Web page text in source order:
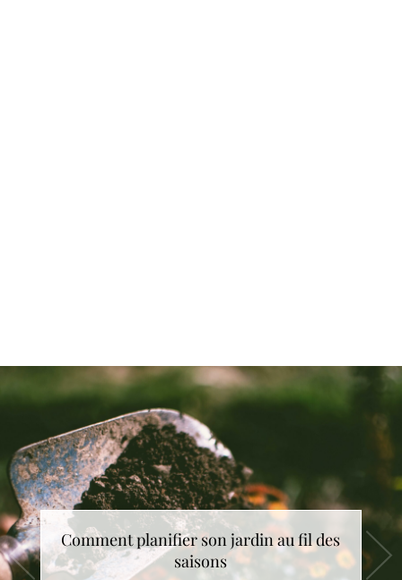
Comment planifier son jardin au fil des
saisons
Comment choisir le cadeau de Noël idéal
?